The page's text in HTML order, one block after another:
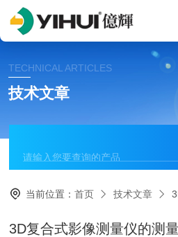
TECHNICAL ARTICLES
技术文章
当前位置：首页 技术文章
3D复合式影像测量仪的测